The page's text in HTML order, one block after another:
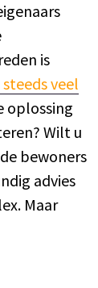
is
veel
oplossing
Wilt u
bewoners
advies
Maar